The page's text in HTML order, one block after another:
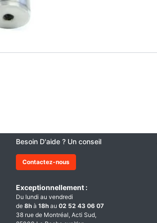
Besoin D'aide ? Un conseil
Contactez-nous
Exceptionnellement :
Du lundi au vendredi
de 8h à 18h au 02 52 43 06 07
38 rue de Montréal, Acti Sud,